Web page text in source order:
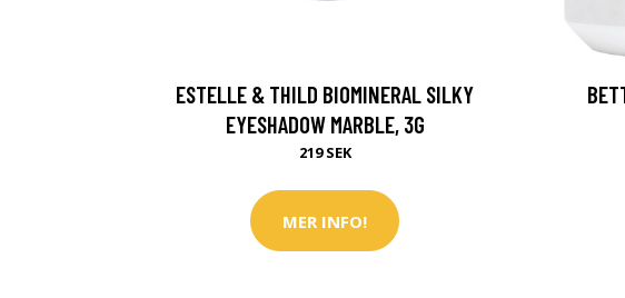
ESTELLE & THILD BIOMINERAL SILKY
EYESHADOW MARBLE, 3G
219 SEK
MER INFO!